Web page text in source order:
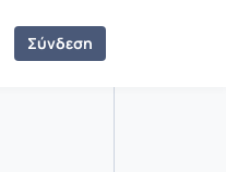
Σύνδεση